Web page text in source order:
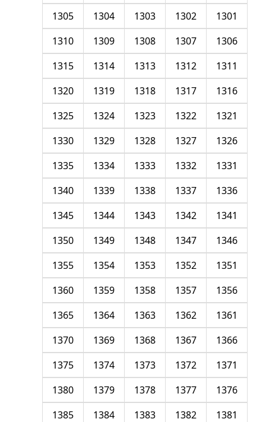
1301
1302
1303
1304
1305
1306
1307
1308
1309
1310
1311
1312
1313
1314
1315
1316
1317
1318
1319
1320
1321
1322
1323
1324
1325
1326
1327
1328
1329
1330
1331
1332
1333
1334
1335
1336
1337
1338
1339
1340
1341
1342
1343
1344
1345
1346
1347
1348
1349
1350
1351
1352
1353
1354
1355
1356
1357
1358
1359
1360
1361
1362
1363
1364
1365
1366
1367
1368
1369
1370
1371
1372
1373
1374
1375
1376
1377
1378
1379
1380
1381
1382
1383
1384
1385